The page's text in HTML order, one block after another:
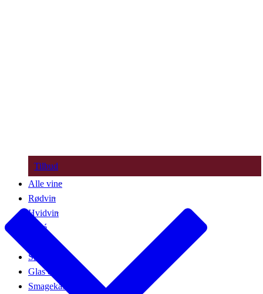
Tilbud
Alle vine
Rødvin
Hvidvin
Rosé
Søde vine
Glas & tilbehør
Smagekasser